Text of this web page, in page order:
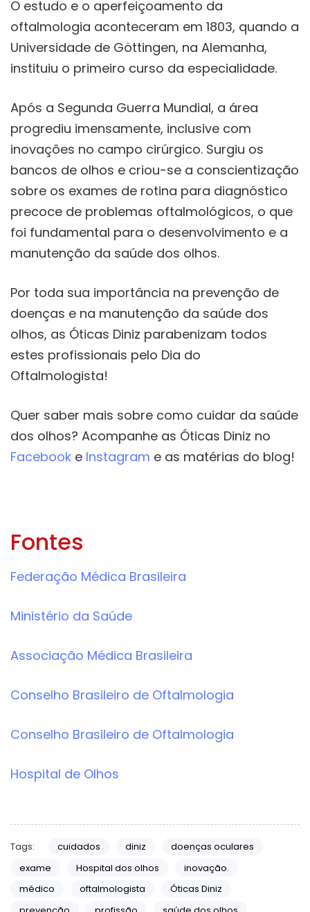
O estudo e o aperfeiçoamento da
oftalmologia aconteceram em 1803, quando a
Universidade de Göttingen, na Alemanha,
instituiu o primeiro curso da especialidade.
Após a Segunda Guerra Mundial, a área
progrediu imensamente, inclusive com
inovações no campo cirúrgico. Surgiu os
bancos de olhos e criou-se a conscientização
sobre os exames de rotina para diagnóstico
precoce de problemas oftalmológicos, o que
foi fundamental para o desenvolvimento e a
manutenção da saúde dos olhos.
Por toda sua importância na prevenção de
doenças e na manutenção da saúde dos
olhos, as Óticas Diniz parabenizam todos
estes profissionais pelo Dia do
Oftalmologista!
Quer saber mais sobre como cuidar da saúde
dos olhos? Acompanhe as Óticas Diniz no
Facebook e Instagram e as matérias do blog!
Fontes
Federação Médica Brasileira
Ministério da Saúde
Associação Médica Brasileira
Conselho Brasileiro de Oftalmologia
Conselho Brasileiro de Oftalmologia
Hospital de Olhos
Tags: cuidados diniz
doenças oculares
exame
Hospital dos olhos
inovação.
médico
oftalmologista
Óticas Diniz